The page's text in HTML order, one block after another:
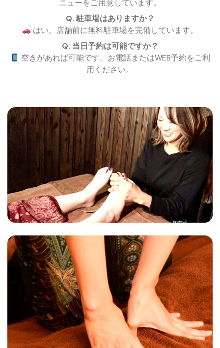
ニューをご用意しています。
Q. 駐車場はありますか？
はい。店舗前に無料駐車場を完備しています。
Q. 当日予約は可能ですか？
空きがあれば可能です。お電話またはWEB予約をご利
用ください。